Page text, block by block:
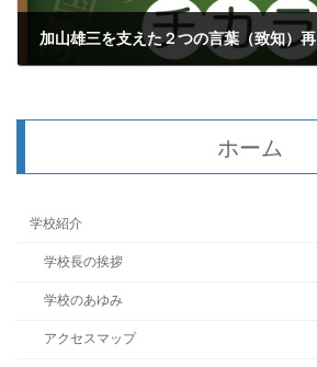
加山雄三を支えた２つの言葉（致知）再
ホーム
学校紹介
学校長の挨拶
学校のあゆみ
アクセスマップ